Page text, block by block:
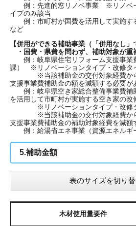
例：先進的窓リノベ事業 ※リノベー
イプのみ該当
例：市町村が国費を活用して実施す
など
【併用ができる補助事業（「併用なし」
・国費・県費を問わず、補助対象が重
例​：岐阜県住宅リフォーム支援事業
課） ※リノベーションタイプ・改修タ
※当該補助金の交付対象経費から
支援事業費補助金の額を減額する必要が
例：岐阜県空き家総合整備事業費補
を活用して市町村が実施する空き家の改
※リノベーションタイプ・改修タ
※当該補助金の交付対象経費から
支援事業費補助金の補助対象経費を減額
例：給湯省エネ事業（資源エネルギ
5.補助金額
表のサイズを切り
木材使用量要件